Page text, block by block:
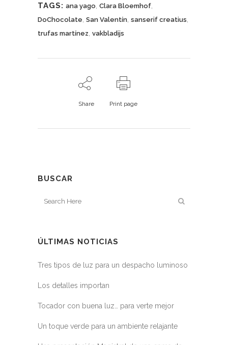
TAGS: ana yago Clara Bloemhof
DoChocolate San Valentín sanserif creatius
trufas martínez vakbladijs
Share Print page
BUSCAR
ÚLTIMAS NOTICIAS
Tres tipos de luz para un despacho luminoso
Los detalles importan
Tocador con buena luz… para verte mejor
Un toque verde para un ambiente relajante